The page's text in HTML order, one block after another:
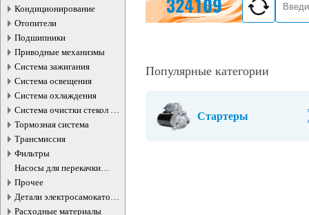
Кондиционирование
Отопители
Подшипники
Приводные механизмы
Система зажигания
Система освещения
Система охлаждения
Система очистки стекол и
фар
Тормозная система
Трансмиссия
Фильтры
Насосы для перекачки
жидкостей
Прочее
Детали электросамокатов и
электротранспорта
Расходные материалы
Популярные категории
Стартеры